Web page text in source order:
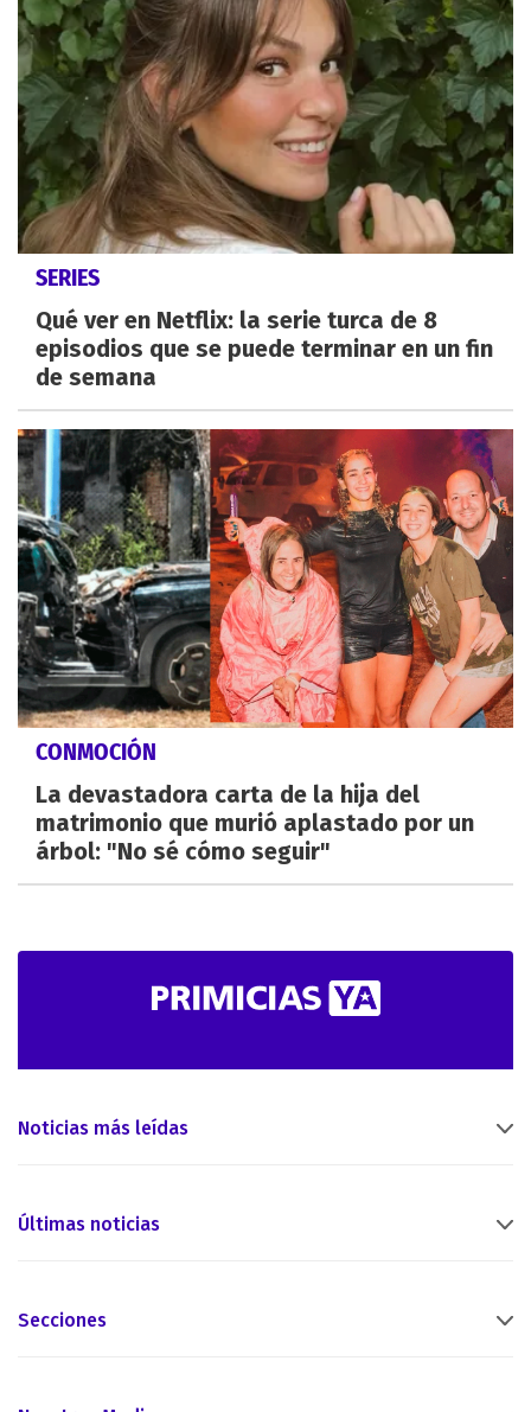
SERIES
Qué ver en Netflix: la serie turca de 8
episodios que se puede terminar en un fin
de semana
CONMOCIÓN
La devastadora carta de la hija del
matrimonio que murió aplastado por un
árbol: "No sé cómo seguir"
Noticias más leídas
Últimas noticias
Secciones